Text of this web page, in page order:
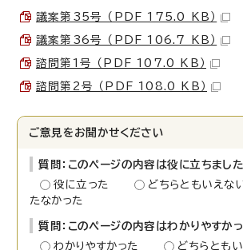
議案第35号 （PDF 175.0 KB）
議案第36号 （PDF 106.7 KB）
諮問第1号 （PDF 107.0 KB）
諮問第2号 （PDF 108.0 KB）
ご意見をお聞かせください
質問：このページの内容は役に立ちまし
役に立った
どちらともいえな
たなかった
質問：このページの内容はわかりやすか
わかりやすかった
どちらとも